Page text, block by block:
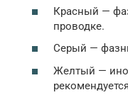
Красный —
проводке.
Серый —
Желтый —